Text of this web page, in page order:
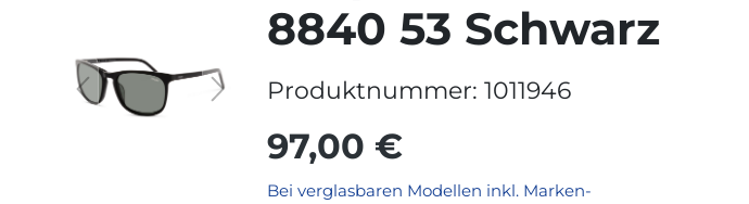
8840 53 Schwarz
Produktnummer:1011946
97,00 €
Bei verglasbaren Modellen inkl. Marken-